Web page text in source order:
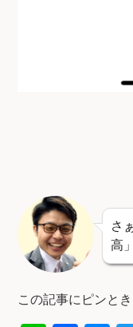
さ
高
この記事にピンと